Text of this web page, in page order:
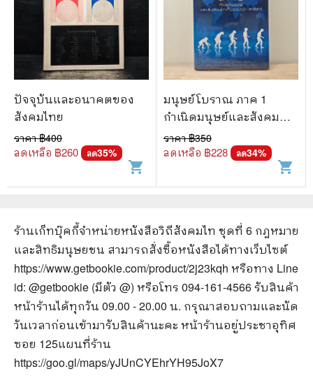
ปัจจุบันและอนาคตของ
สังคมไทย
ราคา ฿400
ลดเหลือ ฿260 ลด35%
shopping_cart
มนุษย์โบราณ ภาค 1
กำเนิดมนุษย์และสังคมนัก
เก็บของป่า-ล่าสัตว์ - เคน
เนทแอล. เฟเดอร์
ราคา ฿350
ลดเหลือ ฿228 ลด34%
shopping_cart
ร้านเก็ทบุ๊คกี้จำหน่ายหนังสือวิถีสังคมไท ชุดที่ 6 กฎหมาย
และสิทธิมนุษยชน สามารถสั่งซื้อหนังสือได้ทางเว็บไซต์
https://www.getbookie.com/product/2j23kqh หรือทาง Line
id: @getbookie (มีตัว @) หรือโทร 094-161-4566 รับสินค้า
หน้าร้านได้ทุกวัน 09.00 - 20.00 น. กรุณาสอบถามและนัด
วันเวลาก่อนเข้ามารับสินค้านะคะ หน้าร้านอยู่ประชาอุทิศ
ซอย 125แผนที่ร้าน
https://goo.gl/maps/yJUnCYEhrYH95JoX7